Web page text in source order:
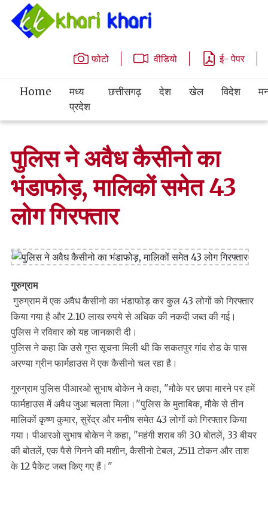
फोटो वीडियो ई- पेपर
Home
मध्य
प्रदेश
छत्तीसगढ़ देश खेल विदेश
पुलिस ने अवैध कैसीनो का
भंडाफोड़, मालिकों समेत 43
लोग गिरफ्तार
गुरुग्राम
गुरुग्राम में एक अवैध कैसीनो का भंडाफोड़ कर कुल 43 लोगों को गिरफ्तार
किया गया है और 2.10 लाख रुपये से अधिक की नकदी जब्त की गई।
पुलिस ने रविवार को यह जानकारी दी।
पुलिस ने कहा कि उसे गुप्त सूचना मिली थी कि सकतपुर गांव रोड के पास
अरण्‍या ग्रीन फार्महाउस में एक कैसीनो चल रहा है।
गुरुग्राम पुलिस पीआरओ सुभाष बोकेन ने कहा, "मौके पर छापा मारने पर हमें
फार्महाउस में अवैध जुआ चलता मिला।"पुलिस के मुताबिक, मौके से तीन
मालिकों कृष्ण कुमार, सुरेंद्र और मनीष समेत 43 लोगों को गिरफ्तार किया
गया। पीआरओ सुभाष बोकेन ने कहा, "महंगी शराब की 30 बोतलें, 33 बीयर
की बोतलें, एक पैसे गिनने की मशीन, कैसीनो टेबल, 2511 टोकन और ताश
के 12 पैकेट जब्त किए गए हैं।"